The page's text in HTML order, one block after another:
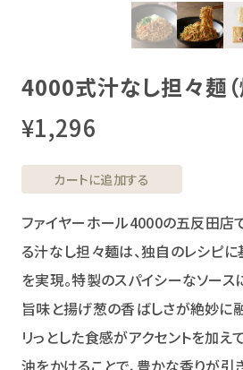
4000式汁なし担々麺（
¥1,296
カートに追加する
ファイヤーホール4000の五反田店
る汁なし担々麺は、独自のレシピ
を実現。特製のスパイシーなソース
旨味と揚げ葱の香ばしさが絶妙に
リっとした食感がアクセントを加え
油をかけることで、豊かな香りが引